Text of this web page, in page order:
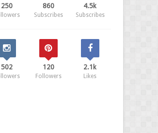
250 860
Subscribes
4.5k
Subscribes
502 120
Followers
2.1k
Likes